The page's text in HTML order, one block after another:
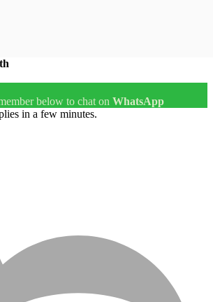
below to chat on WhatsApp
in a few minutes.